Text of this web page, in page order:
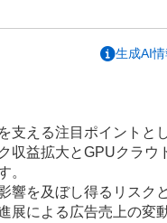
生成AI
支える注目ポイントと
収益拡大とGPUクラウ
。
響を及ぼし得るリスク
展による広告売上の変